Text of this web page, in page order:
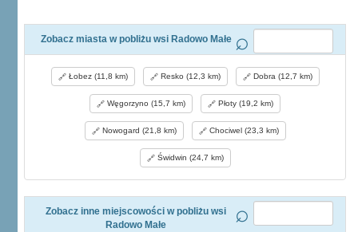
Zobacz miasta w pobliżu wsi Radowo Małe
Łobez (11,8 km) Resko (12,3 km) Dobra (12,7 km)
Węgorzyno (15,7 km) Płoty (19,2 km)
Nowogard (21,8 km) Chociwel (23,3 km)
Świdwin (24,7 km)
Zobacz inne miejscowości w pobliżu wsi
Radowo Małe